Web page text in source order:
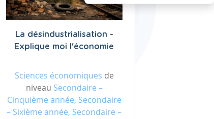
La désindustrialisation -
Explique moi l'économie
Sciences économiques de
niveau Secondaire –
Cinquième année, Secondaire
– Sixième année, Secondaire –